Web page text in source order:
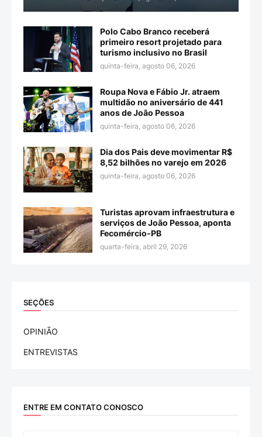
Polo Cabo Branco receberá
primeiro resort projetado para
turismo inclusivo no Brasil
quinta-feira, agosto 06, 2026
Roupa Nova e Fábio Jr. atraem
multidão no aniversário de 441
anos de João Pessoa
quinta-feira, agosto 06, 2026
Dia dos Pais deve movimentar R$
8,52 bilhões no varejo em 2026
quinta-feira, agosto 06, 2026
Turistas aprovam infraestrutura e
serviços de João Pessoa, aponta
Fecomércio-PB
quarta-feira, abril 29, 2026
SEÇÕES
OPINIÃO
ENTREVISTAS
ENTRE EM CONTATO CONOSCO